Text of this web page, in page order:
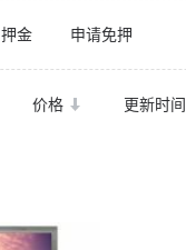
押金 申请免押
价格 更新时间